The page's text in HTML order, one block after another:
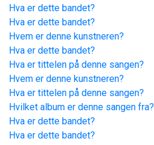
Hva er dette bandet?
Hva er dette bandet?
Hvem er denne kunstneren?
Hva er dette bandet?
Hva er tittelen på denne sangen?
Hvem er denne kunstneren?
Hva er tittelen på denne sangen?
Hvilket album er denne sangen fra?
Hva er dette bandet?
Hva er dette bandet?